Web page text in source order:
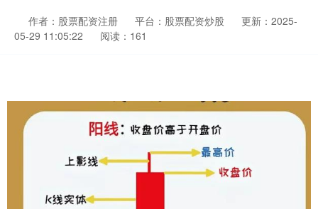
作者：股票配资注册 平台：股票配资炒股
更新：2025-
05-29 11:05:22
阅读：161